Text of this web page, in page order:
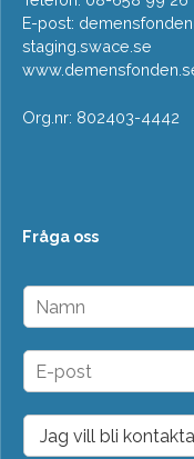
E-post:
staging.swace.se
Org.nr: 802403-4442
Fråga oss
N
m
n
E
p
o
D